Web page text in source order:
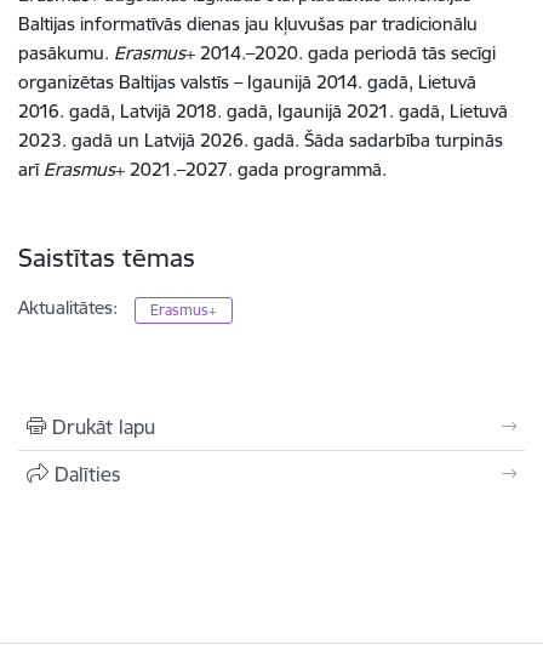
Baltijas informatīvās dienas jau kļuvušas par tradicionālu
pasākumu. Erasmus+ 2014.–2020. gada periodā tās secīgi
organizētas Baltijas valstīs – Igaunijā 2014. gadā, Lietuvā
2016. gadā, Latvijā 2018. gadā, Igaunijā 2021. gadā, Lietuvā
2023. gadā un Latvijā 2026. gadā. Šāda sadarbība turpinās
arī Erasmus+ 2021.–2027. gada programmā.
Saistītas tēmas
Aktualitātes: Erasmus+
Drukāt lapu
Dalīties